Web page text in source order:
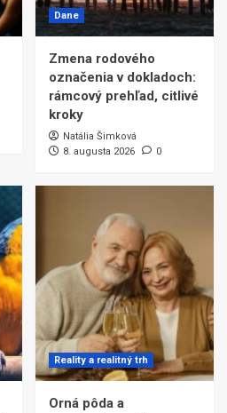
Dane
Zmena rodového
označenia v dokladoch:
rámcový prehľad, citlivé
kroky
Natália Šimková
8. augusta 2026
0
Reality a realitný trh
Orná pôda a